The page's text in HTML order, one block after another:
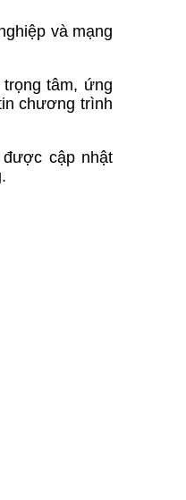
và mạng
tâm, ứng
chương trình
cập nhật